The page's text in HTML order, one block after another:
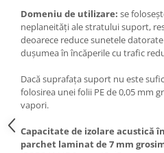
Domeniu de utilizare: se
neplaneităţi ale stratului suport,
deoarece reduce sunetele
duşumea în încăperile cu trafic
Dacă suprafaţa suport nu este
folosirea unei folii PE de 0,05 mm
vapori.
Capacitate de izolare acustică
parchet laminat de 7 mm